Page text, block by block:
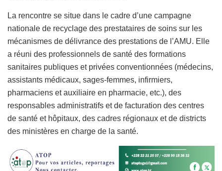
La rencontre se situe dans le cadre d’une campagne
nationale de recyclage des prestataires de soins sur les
mécanismes de délivrance des prestations de l’AMU. Elle
a réuni des professionnels de santé des formations
sanitaires publiques et privées conventionnées (médecins,
assistants médicaux, sages-femmes, infirmiers,
pharmaciens et auxiliaire en pharmacie, etc.), des
responsables administratifs et de facturation des centres
de santé et hôpitaux, des cadres régionaux et de districts
des ministères en charge de la santé.